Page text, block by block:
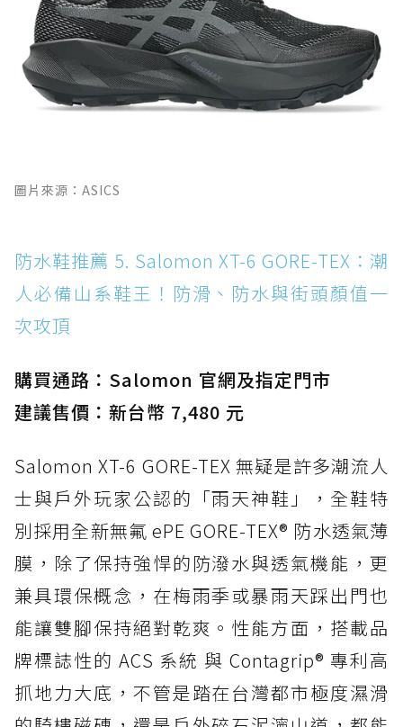
圖片來源：ASICS
防水鞋推薦 5. Salomon XT-6 GORE-TEX：潮
人必備山系鞋王！防滑、防水與街頭顏值一
次攻頂
購買通路：Salomon 官網及指定門市
建議售價：新台幣 7,480 元
Salomon XT-6 GORE-TEX 無疑是許多潮流人
士與戶外玩家公認的「雨天神鞋」，全鞋特
別採用全新無氟 ePE GORE-TEX® 防水透氣薄
膜，除了保持強悍的防潑水與透氣機能，更
兼具環保概念，在梅雨季或暴雨天踩出門也
能讓雙腳保持絕對乾爽。性能方面，搭載品
牌標誌性的 ACS 系統 與 Contagrip® 專利高
抓地力大底，不管是踏在台灣都市極度濕滑